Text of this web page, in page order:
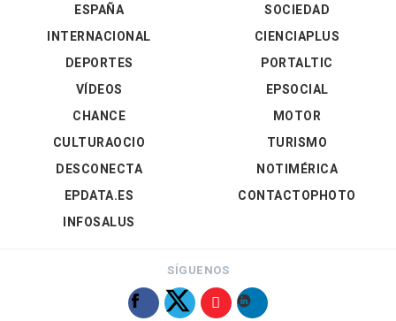
ESPAÑA
INTERNACIONAL
DEPORTES
VÍDEOS
SOCIEDAD
CIENCIAPLUS
PORTALTIC
EPSOCIAL
CHANCE
CULTURAOCIO
DESCONECTA
EPDATA.ES
INFOSALUS
MOTOR
TURISMO
NOTIMÉRICA
CONTACTOPHOTO
SÍGUENOS